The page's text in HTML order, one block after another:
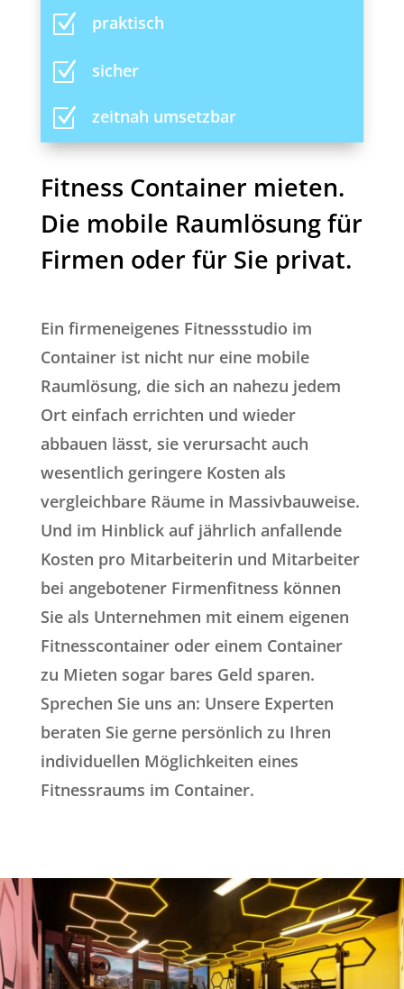
Z praktisch
Z sicher
Z zeitnah umsetzbar
Fitness Container mieten.
Die mobile Raumlösung für
Firmen oder für Sie privat.
Ein firmeneigenes Fitnessstudio im
Container ist nicht nur eine mobile
Raumlösung, die sich an nahezu jedem
Ort einfach errichten und wieder
abbauen lässt, sie verursacht auch
wesentlich geringere Kosten als
vergleichbare Räume in Massivbauweise.
Und im Hinblick auf jährlich anfallende
Kosten pro Mitarbeiterin und Mitarbeiter
bei angebotener Firmenfitness können
Sie als Unternehmen mit einem eigenen
Fitnesscontainer oder einem Container
zu Mieten sogar bares Geld sparen.
Sprechen Sie uns an: Unsere Experten
beraten Sie gerne persönlich zu Ihren
individuellen Möglichkeiten eines
Fitnessraums im Container.